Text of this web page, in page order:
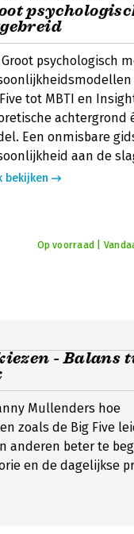
Groot psychologisch
tot MBTI en
achtergrond
Een onmisbare
aan de
bekijken
Op voorraad |
- Balans
Mullenders hoe
zoals de Big Five
anderen beter te
en de dagelijkse